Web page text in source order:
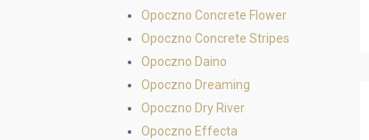
Opoczno Concrete Flower
Opoczno Concrete Stripes
Opoczno Daino
Opoczno Dreaming
Opoczno Dry River
Opoczno Effecta